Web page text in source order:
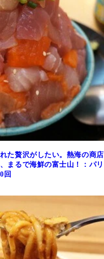
た贅沢がしたい。熱海の商店
まるで海鮮の富士山！：パリ
回